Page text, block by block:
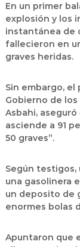
En un primer
explosión y los
instantánea de
fallecieron en
graves heridas.
Sin embargo,
Gobierno de
Asbahi,
asciende a 91
50 graves”.
Según
una gasolinera
un deposito de
enormes bolas
Apuntaron que